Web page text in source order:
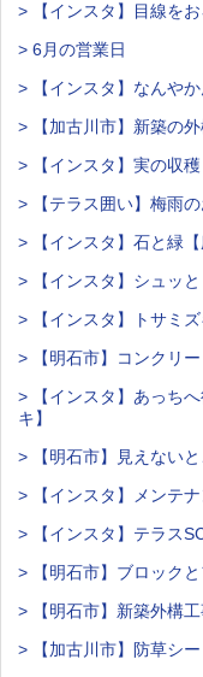
> 【インスタ】目線をお
> 6月の営業日
> 【インスタ】なんや
> 【加古川市】新築の
> 【インスタ】実の収穫
> 【テラス囲い】梅雨の
> 【インスタ】石と緑【
> 【インスタ】シュッと
> 【インスタ】トサミズ
> 【明石市】コンクリ
> 【インスタ】あっち
キ】
> 【明石市】見えない
> 【インスタ】メンテ
> 【インスタ】テラス
> 【明石市】ブロック
> 【明石市】新築外構
> 【加古川市】防草シ